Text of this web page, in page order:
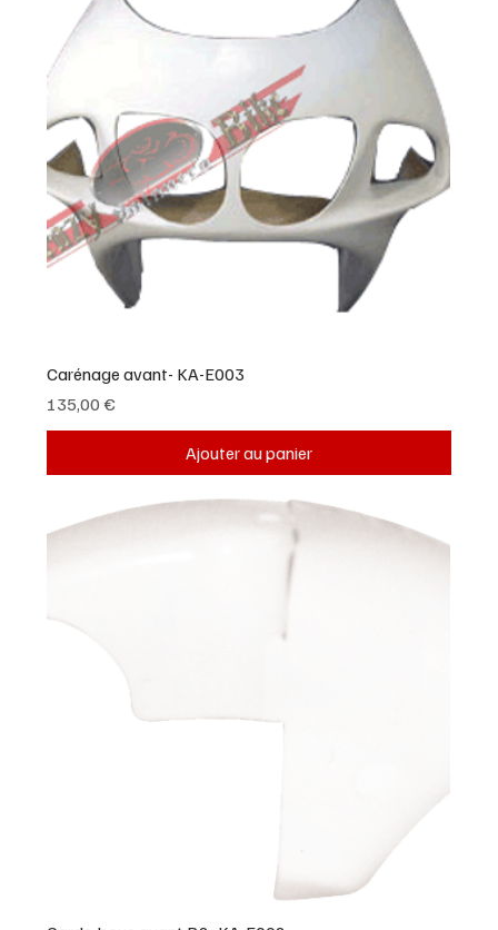
Carénage avant- KA-E003
Prix
135,00 €
Ajouter au panier